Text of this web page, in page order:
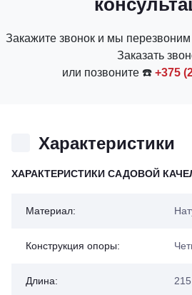
Закажите звонок и мы
Заказать
или позвоните ☎️ +375
Характеристики
ХАРАКТЕРИСТИКИ САДОВОЙ
Материал:
Конструкция опоры:
Длина: